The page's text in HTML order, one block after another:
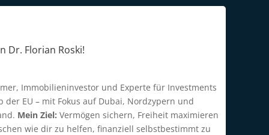
Dr. Florian Roski!
Immobilieninvestor und Experte für Investments
der EU – mit Fokus auf Dubai, Nordzypern und
Mein Ziel: Vermögen sichern, Freiheit maximieren
wie dir zu helfen, finanziell selbstbestimmt zu